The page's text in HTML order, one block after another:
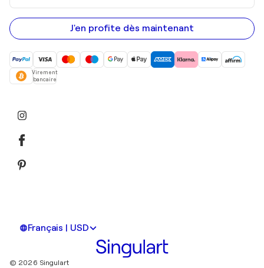
adresse
e-
mail
J'en profite dès maintenant
Virement
bancaire
Français | USD
© 2026 Singulart